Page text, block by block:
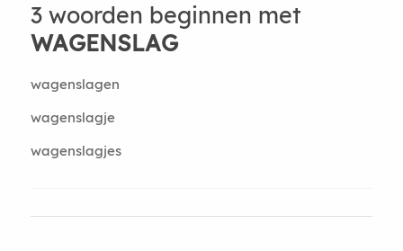
3 woorden beginnen met
WAGENSLAG
wagenslagen
wagenslagje
wagenslagjes